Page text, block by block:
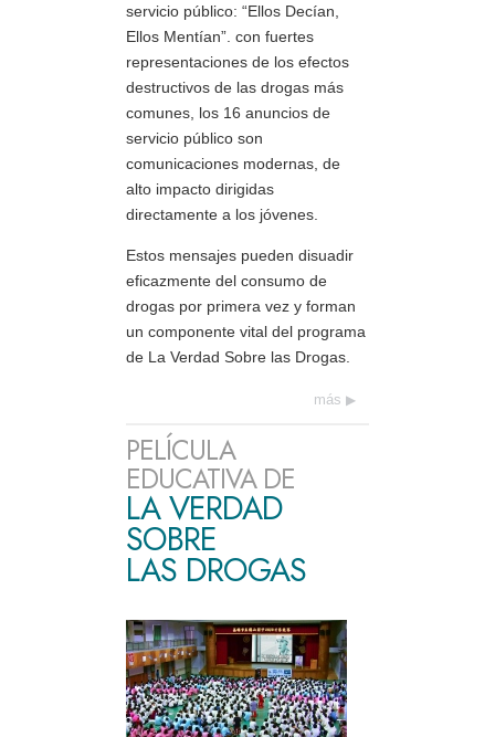
servicio público: “Ellos Decían,
Ellos Mentían”. con fuertes
representaciones de los efectos
destructivos de las drogas más
comunes, los 16 anuncios de
servicio público son
comunicaciones modernas, de
alto impacto dirigidas
directamente a los jóvenes.
Estos mensajes pueden disuadir
eficazmente del consumo de
drogas por primera vez y forman
un componente vital del programa
de La Verdad Sobre las Drogas.
más
PELÍCULA
EDUCATIVA DE
LA VERDAD
SOBRE
LAS DROGAS